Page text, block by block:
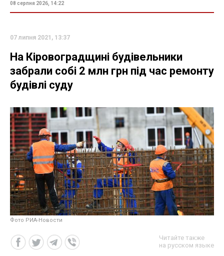
08 серпня 2026, 14:22
07 липня 2021, 13:37
На Кіровоградщині будівельники
забрали собі 2 млн грн під час ремонту
будівлі суду
Фото РИА-Новости
Читайте также
на русском языке